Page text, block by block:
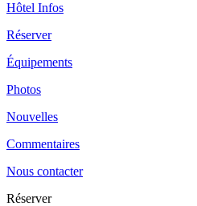
Hôtel Infos
Réserver
Équipements
Photos
Nouvelles
Commentaires
Nous contacter
Réserver